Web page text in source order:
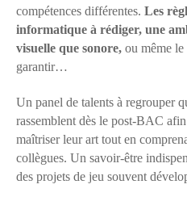
compétences différentes. Les
informatique à rédiger, une
visuelle que sonore, ou même le
garantir…
Un panel de talents à regrouper
rassemblent dès le post-BAC
maîtriser leur art tout en
collègues. Un savoir-être
des projets de jeu souvent